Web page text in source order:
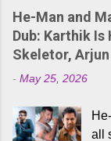
He-Man and
Dub: Karthik
Skeletor,
- May 25, 2026
all